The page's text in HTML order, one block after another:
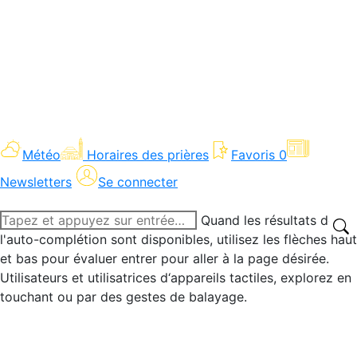
Météo Horaires des prières Favoris 0
Newsletters
Se connecter
Recherche
:
Quand les résultats de
l'auto-complétion sont disponibles, utilisez les flèches haut
et bas pour évaluer entrer pour aller à la page désirée.
Utilisateurs et utilisatrices d‘appareils tactiles, explorez en
touchant ou par des gestes de balayage.